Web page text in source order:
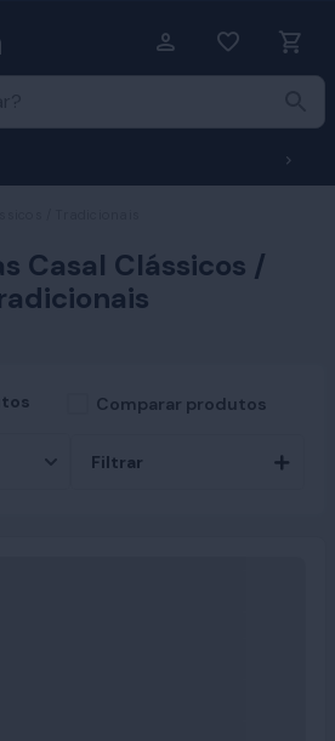
Casal Clássicos /
Comparar produtos
Filtrar